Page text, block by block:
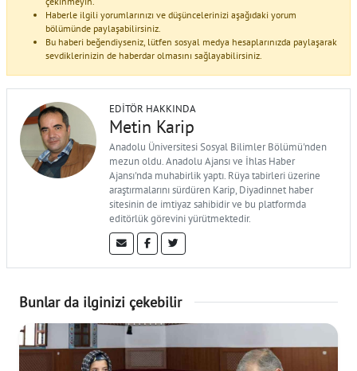
Haberle ilgili yorumlarınızı ve düşüncelerinizi aşağıdaki yorum
bölümünde paylaşabilirsiniz.
Bu haberi beğendiyseniz, lütfen sosyal medya hesaplarınızda paylaşarak
sevdiklerinizin de haberdar olmasını sağlayabilirsiniz.
EDITÖR HAKKINDA
Metin Karip
Anadolu Üniversitesi Sosyal Bilimler Bölümü'nden
mezun oldu. Anadolu Ajansı ve İhlas Haber
Ajansı'nda muhabirlik yaptı. Rüya tabirleri üzerine
araştırmalarını sürdüren Karip, Diyadinnet haber
sitesinin de imtiyaz sahibidir ve bu platformda
editörlük görevini yürütmektedir.
Bunlar da ilginizi çekebilir